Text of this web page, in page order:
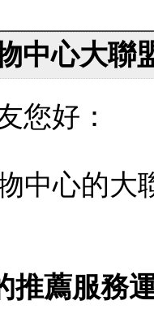
中心大聯
您好：
中心的大
推薦服務